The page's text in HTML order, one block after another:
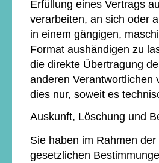
Erfüllung eines Vertrags
verarbeiten, an sich oder
in einem gängigen,
Format aushändigen zu
die direkte Übertragung
anderen Verantwortlichen
dies nur, soweit es
Auskunft, Löschung und
Sie haben im Rahmen der
gesetzlichen